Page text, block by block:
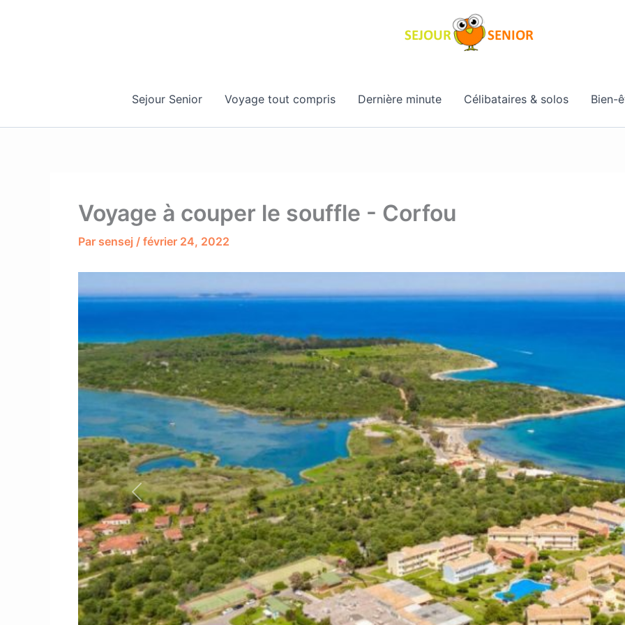
Sejour Senior Voyage tout compris Dernière minute Célibataires & solos Bien-
Voyage à couper le souffle - Corfou
Par sensej / février 24, 2022
Previous